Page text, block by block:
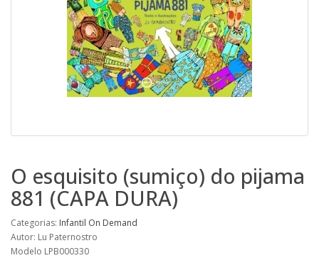
O esquisito (sumiço) do pijama
881 (CAPA DURA)
Categorias: Infantil On Demand
Autor: Lu Paternostro
Modelo LPB000330